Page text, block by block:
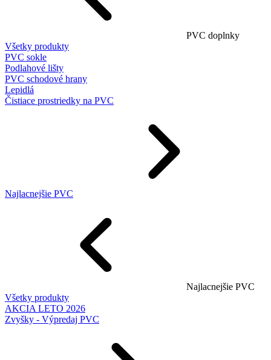
PVC doplnky
Všetky produkty
PVC sokle
Podlahové lišty
PVC schodové hrany
Lepidlá
Čistiace prostriedky na PVC
Najlacnejšie PVC
Najlacnejšie PVC
Všetky produkty
AKCIA LETO 2026
Zvyšky - Výpredaj PVC